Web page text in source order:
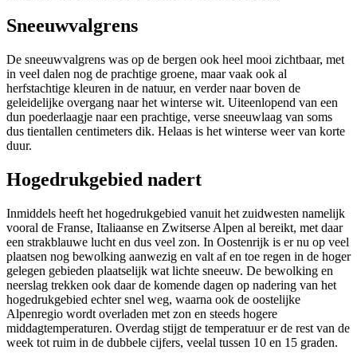
Sneeuwvalgrens
De sneeuwvalgrens was op de bergen ook heel mooi zichtbaar, met
in veel dalen nog de prachtige groene, maar vaak ook al
herfstachtige kleuren in de natuur, en verder naar boven de
geleidelijke overgang naar het winterse wit. Uiteenlopend van een
dun poederlaagje naar een prachtige, verse sneeuwlaag van soms
dus tientallen centimeters dik. Helaas is het winterse weer van korte
duur.
Hogedrukgebied nadert
Inmiddels heeft het hogedrukgebied vanuit het zuidwesten namelijk
vooral de Franse, Italiaanse en Zwitserse Alpen al bereikt, met daar
een strakblauwe lucht en dus veel zon. In Oostenrijk is er nu op veel
plaatsen nog bewolking aanwezig en valt af en toe regen in de hoger
gelegen gebieden plaatselijk wat lichte sneeuw. De bewolking en
neerslag trekken ook daar de komende dagen op nadering van het
hogedrukgebied echter snel weg, waarna ook de oostelijke
Alpenregio wordt overladen met zon en steeds hogere
middagtemperaturen. Overdag stijgt de temperatuur er de rest van de
week tot ruim in de dubbele cijfers, veelal tussen 10 en 15 graden.